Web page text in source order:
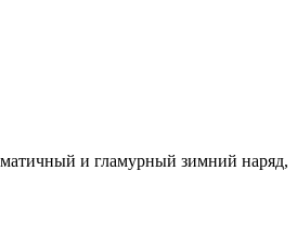
и гламурный зимний наряд,